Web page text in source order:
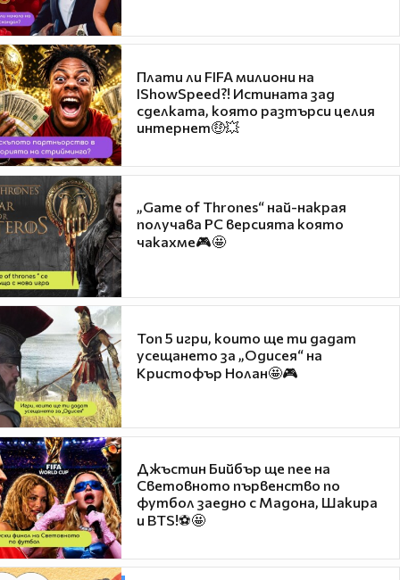
Плати ли FIFA милиони на
IShowSpeed?! Истината зад
сделката, която разтърси целия
интернет🤑💥
„Game of Thrones“ най-накрая
получава PC версията която
чакахме🎮🤩
Топ 5 игри, които ще ти дадат
усещането за „Одисея“ на
Кристофър Нолан🤩🎮
Джъстин Бийбър ще пее на
Световното първенство по
футбол заедно с Мадона, Шакира
и BTS!⚽🤩